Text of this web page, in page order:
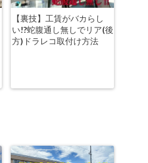
【裏技】工賃がバカらし
い!?蛇腹通し無しでリア(後
方)ドラレコ取付け方法